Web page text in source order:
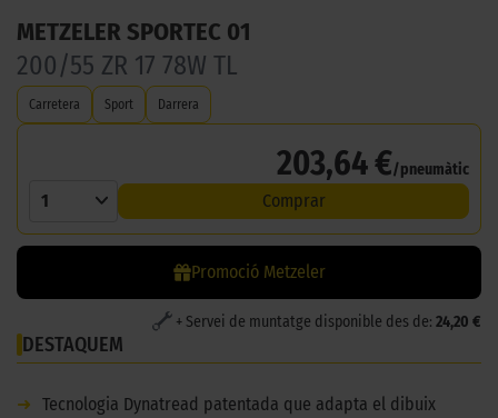
METZELER SPORTEC 01
200/55 ZR 17 78W TL
Carretera Sport Darrera
203,64 €/pneumàtic
1 Comprar
Promoció Metzeler
+ Servei de muntatge disponible des de: 24,20 €
DESTAQUEM
➜ Tecnologia Dynatread patentada que adapta el dibuix